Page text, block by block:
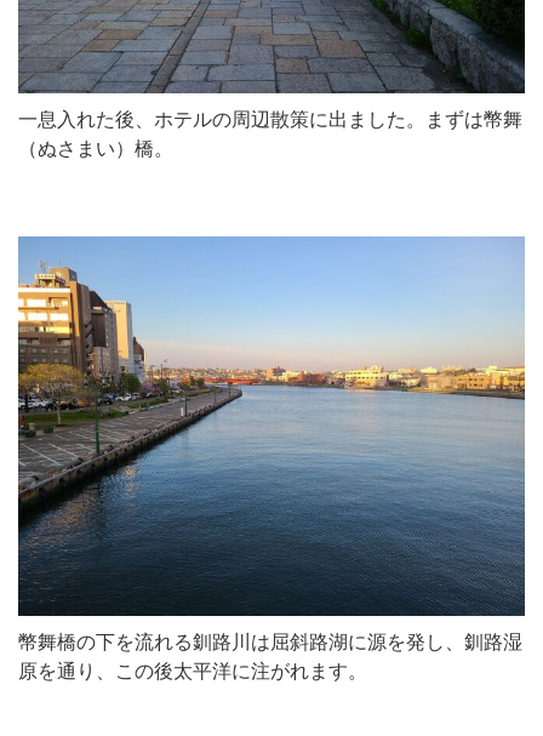
一息入れた後、ホテルの周辺散策に出ました。まずは幣舞
（ぬさまい）橋。
幣舞橋の下を流れる釧路川は屈斜路湖に源を発し、釧路湿
原を通り、この後太平洋に注がれます。